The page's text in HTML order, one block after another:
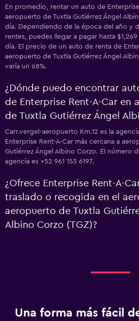
En promedio, rentar un auto de
aeropuerto de Tuxtla Gutiérrez Ángel
día. Dependiendo de la época del año y
rentes, puedes llegar a pagar hasta
día. El precio de un auto de renta de
aeropuerto de Tuxtla Gutiérrez Ángel
varía un 68%.
¿Dónde puedo encontrar
de Enterprise Rent-A-Car en
de Tuxtla Gutiérrez Ángel
Carr.vergel-aeropuerto Km.12 es la
Enterprise Rent-A-Car más cercana a
Gutiérrez Ángel Albino Corzo. El número
agencia es +52 961 153 6197.
¿Ofrece Enterprise Rent-A-
traslado o recogida en el
aeropuerto de Tuxtla
Albino Corzo (TGZ)?
Una forma más fácil